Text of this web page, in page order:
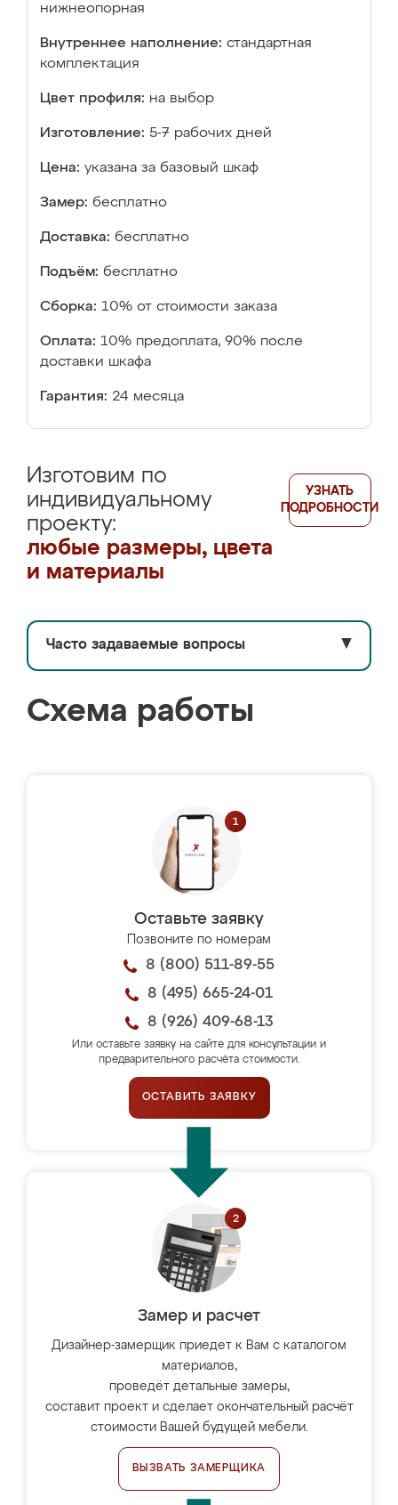
нижнеопорная
Внутреннее наполнение: стандартная
комплектация
Цвет профиля: на выбор
Изготовление: 5-7 рабочих дней
Цена: указана за базовый шкаф
Замер: бесплатно
Доставка: бесплатно
Подъём: бесплатно
Сборка: 10% от стоимости заказа
Оплата: 10% предоплата, 90% после
доставки шкафа
Гарантия: 24 месяца
Изготовим по
индивидуальному
проекту:
любые размеры, цвета
и материалы
УЗНАТЬ
ПОДРОБНОСТИ
Часто задаваемые вопросы ▼
Схема работы
Оставьте заявку
Позвоните по номерам
8 (800) 511-89-55
8 (495) 665-24-01
8 (926) 409-68-13
Или оставьте заявку на сайте для консультации и
предварительного расчёта стоимости.
ОСТАВИТЬ ЗАЯВКУ
Замер и расчет
Дизайнер-замерщик приедет к Вам с каталогом
материалов,
проведёт детальные замеры,
составит проект и сделает окончательный расчёт
стоимости Вашей будущей мебели.
ВЫЗВАТЬ ЗАМЕРЩИКА